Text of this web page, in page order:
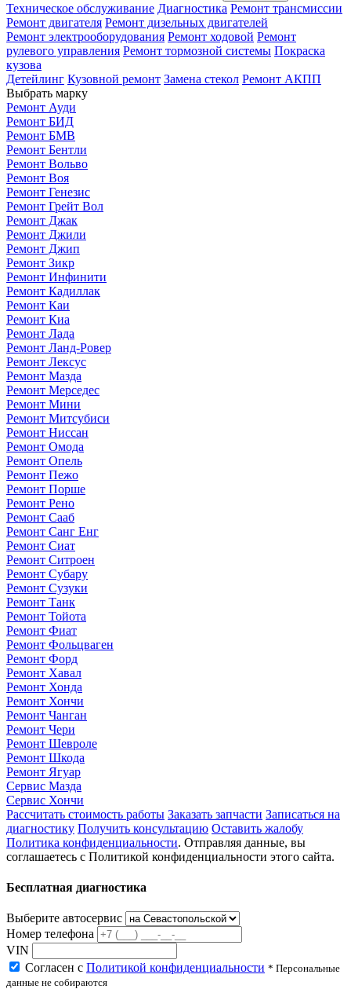
Техническое обслуживание Диагностика Ремонт трансмиссии
Ремонт двигателя Ремонт дизельных двигателей
Ремонт электрооборудования Ремонт ходовой Ремонт
рулевого управления Ремонт тормозной системы Покраска
кузова
Детейлинг Кузовной ремонт Замена стекол Ремонт АКПП
Выбрать марку
Ремонт Ауди
Ремонт БИД
Ремонт БМВ
Ремонт Бентли
Ремонт Вольво
Ремонт Воя
Ремонт Генезис
Ремонт Грейт Вол
Ремонт Джак
Ремонт Джили
Ремонт Джип
Ремонт Зикр
Ремонт Инфинити
Ремонт Кадиллак
Ремонт Каи
Ремонт Киа
Ремонт Лада
Ремонт Ланд-Ровер
Ремонт Лексус
Ремонт Мазда
Ремонт Мерседес
Ремонт Мини
Ремонт Митсубиси
Ремонт Ниссан
Ремонт Омода
Ремонт Опель
Ремонт Пежо
Ремонт Порше
Ремонт Рено
Ремонт Сааб
Ремонт Санг Енг
Ремонт Сиат
Ремонт Ситроен
Ремонт Субару
Ремонт Сузуки
Ремонт Танк
Ремонт Тойота
Ремонт Фиат
Ремонт Фольцваген
Ремонт Форд
Ремонт Хавал
Ремонт Хонда
Ремонт Хончи
Ремонт Чанган
Ремонт Чери
Ремонт Шевроле
Ремонт Шкода
Ремонт Ягуар
Сервис Мазда
Сервис Хончи
Рассчитать стоимость работы Заказать запчасти Записаться на
диагностику Получить консультацию Оставить жалобу
Политика конфиденциальности. Отправляя данные, вы
соглашаетесь с Политикой конфиденциальности этого сайта.
Бесплатная диагностика
Выберите автосервис
Номер телефона
VIN
Согласен с Политикой конфиденциальности * Персональные
данные не собираются